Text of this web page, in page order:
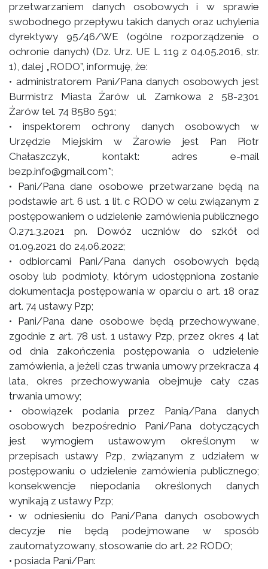
przetwarzaniem danych osobowych i w sprawie
swobodnego przepływu takich danych oraz uchylenia
dyrektywy 95/46/WE (ogólne rozporządzenie o
ochronie danych) (Dz. Urz. UE L 119 z 04.05.2016, str.
1), dalej „RODO”, informuję, że:
• administratorem Pani/Pana danych osobowych jest
Burmistrz Miasta Żarów ul. Zamkowa 2 58-2301
Żarów tel. 74 8580 591;
• inspektorem ochrony danych osobowych w
Urzędzie Miejskim w Żarowie jest Pan Piotr
Chałaszczyk, kontakt: adres e-mail
bezp.info@gmail.com*;
• Pani/Pana dane osobowe przetwarzane będą na
podstawie art. 6 ust. 1 lit. c RODO w celu związanym z
postępowaniem o udzielenie zamówienia publicznego
O.271.3.2021 pn. Dowóz uczniów do szkół od
01.09.2021 do 24.06.2022;
• odbiorcami Pani/Pana danych osobowych będą
osoby lub podmioty, którym udostępniona zostanie
dokumentacja postępowania w oparciu o art. 18 oraz
art. 74 ustawy Pzp;
• Pani/Pana dane osobowe będą przechowywane,
zgodnie z art. 78 ust. 1 ustawy Pzp, przez okres 4 lat
od dnia zakończenia postępowania o udzielenie
zamówienia, a jeżeli czas trwania umowy przekracza 4
lata, okres przechowywania obejmuje cały czas
trwania umowy;
• obowiązek podania przez Panią/Pana danych
osobowych bezpośrednio Pani/Pana dotyczących
jest wymogiem ustawowym określonym w
przepisach ustawy Pzp, związanym z udziałem w
postępowaniu o udzielenie zamówienia publicznego;
konsekwencje niepodania określonych danych
wynikają z ustawy Pzp;
• w odniesieniu do Pani/Pana danych osobowych
decyzje nie będą podejmowane w sposób
zautomatyzowany, stosowanie do art. 22 RODO;
• posiada Pani/Pan: